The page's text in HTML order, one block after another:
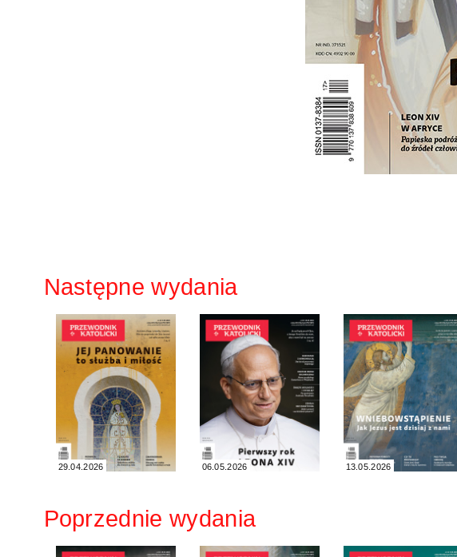
Następne wydania
29.04.2026 06.05.2026 13.05.2026
Poprzednie wydania